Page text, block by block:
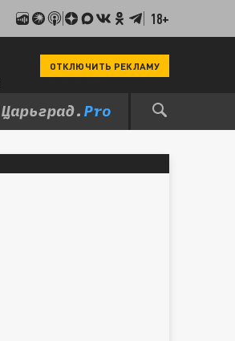
18+
ОТКЛЮЧИТЬ РЕКЛАМУ